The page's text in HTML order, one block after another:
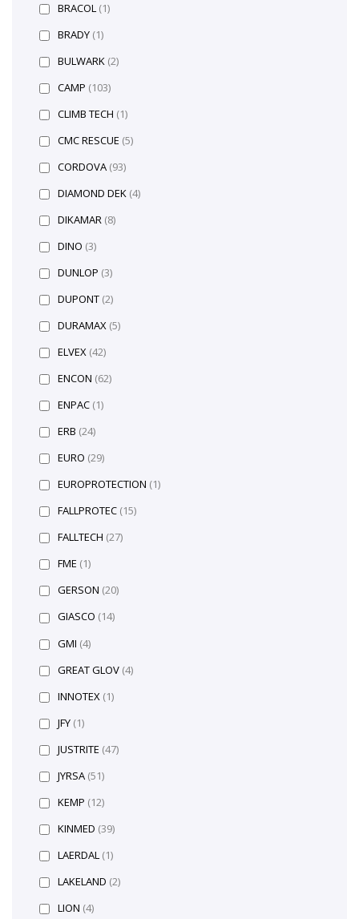
BRACOL (1)
BRADY (1)
BULWARK (2)
CAMP (103)
CLIMB TECH (1)
CMC RESCUE (5)
CORDOVA (93)
DIAMOND DEK (4)
DIKAMAR (8)
DINO (3)
DUNLOP (3)
DUPONT (2)
DURAMAX (5)
ELVEX (42)
ENCON (62)
ENPAC (1)
ERB (24)
EURO (29)
EUROPROTECTION (1)
FALLPROTEC (15)
FALLTECH (27)
FME (1)
GERSON (20)
GIASCO (14)
GMI (4)
GREAT GLOV (4)
INNOTEX (1)
JFY (1)
JUSTRITE (47)
JYRSA (51)
KEMP (12)
KINMED (39)
LAERDAL (1)
LAKELAND (2)
LION (4)